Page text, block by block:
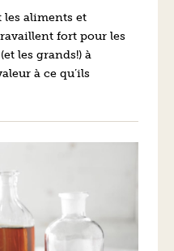
les aliments et
fort pour les
les grands!) à
à ce qu’ils